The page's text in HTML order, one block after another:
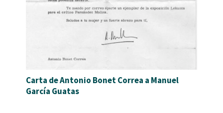
Carta de Antonio Bonet Correa a Manuel
García Guatas